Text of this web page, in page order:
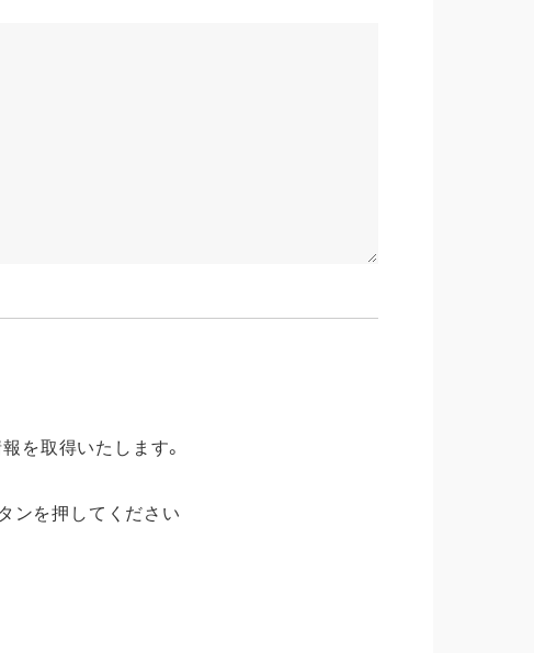
善通寺市/ 観音寺市/ さぬき市/ 東かがわ市/ 三豊市/
を取得いたします。
ンを押してください